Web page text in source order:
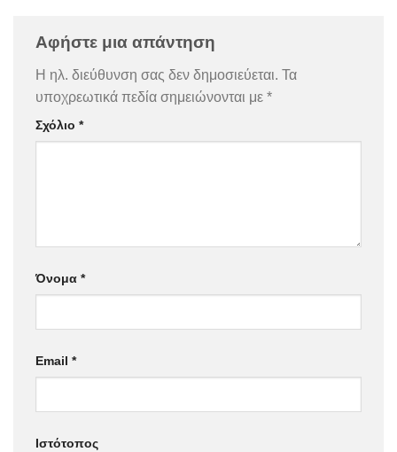
Αφήστε μια απάντηση
Η ηλ. διεύθυνση σας δεν δημοσιεύεται. Τα
υποχρεωτικά πεδία σημειώνονται με *
Σχόλιο *
Όνομα *
Email *
Ιστότοπος